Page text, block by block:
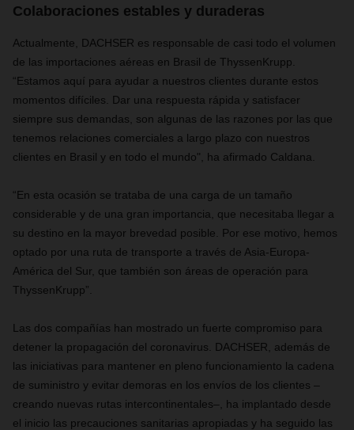
Colaboraciones estables y duraderas
Actualmente, DACHSER es responsable de casi todo el volumen
de las importaciones aéreas en Brasil de ThyssenKrupp.
“Estamos aquí para ayudar a nuestros clientes durante estos
momentos difíciles. Dar una respuesta rápida y satisfacer
siempre sus demandas, son algunas de las razones por las que
tenemos relaciones comerciales a largo plazo con nuestros
clientes en Brasil y en todo el mundo", ha afirmado Caldana.
“En esta ocasión se trataba de una carga de un tamaño
considerable y de una gran importancia, que necesitaba llegar a
su destino en la mayor brevedad posible. Por ese motivo, hemos
optado por una ruta de transporte a través de Asia-Europa-
América del Sur, que también son áreas de operación para
ThyssenKrupp”.
Las dos compañías han mostrado un fuerte compromiso para
detener la propagación del coronavirus. DACHSER, además de
las iniciativas para mantener en pleno funcionamiento la cadena
de suministro y evitar demoras en los envíos de los clientes –
creando nuevas rutas intercontinentales–, ha implantado desde
el inicio las precauciones sanitarias apropiadas y ha seguido las